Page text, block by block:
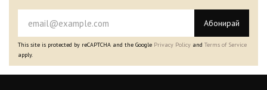
Абонирай
This site is protected by reCAPTCHA and the Google Privacy Policy and Terms of Service
apply.